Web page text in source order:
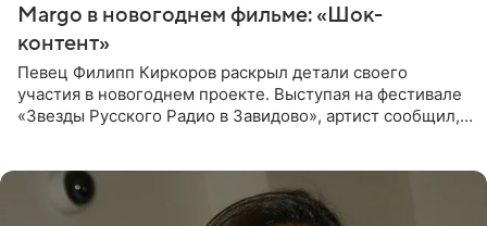
Margo в новогоднем фильме: «Шок-
контент»
Певец Филипп Киркоров раскрыл детали своего
участия в новогоднем проекте. Выступая на фестивале
«Звезды Русского Радио в Завидово», артист сообщил,